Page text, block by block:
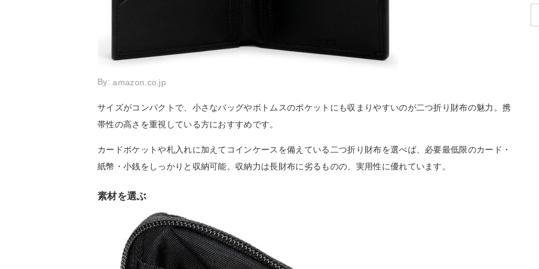
By:amazon.co.jp
サイズがコンパクトで、小さなバッグやボトムスのポケットにも収まりやすいのが二つ折り財布の魅力。携
帯性の高さを重視している方におすすめです。
カードポケットや札入れに加えてコインケースを備えている二つ折り財布を選べば、必要最低限のカード・
紙幣・小銭をしっかりと収納可能。収納力は長財布に劣るものの、実用性に優れています。
素材を選ぶ